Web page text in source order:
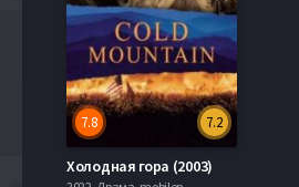
7.2
7.8
Холодная гора (2003)